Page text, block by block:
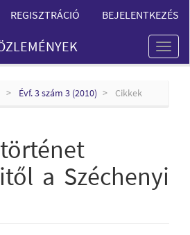
REGISZTRÁCIÓ BEJELENTKEZÉS
Toggle
Évf. 3 szám 3 (2010) Cikkek
a Széchenyi